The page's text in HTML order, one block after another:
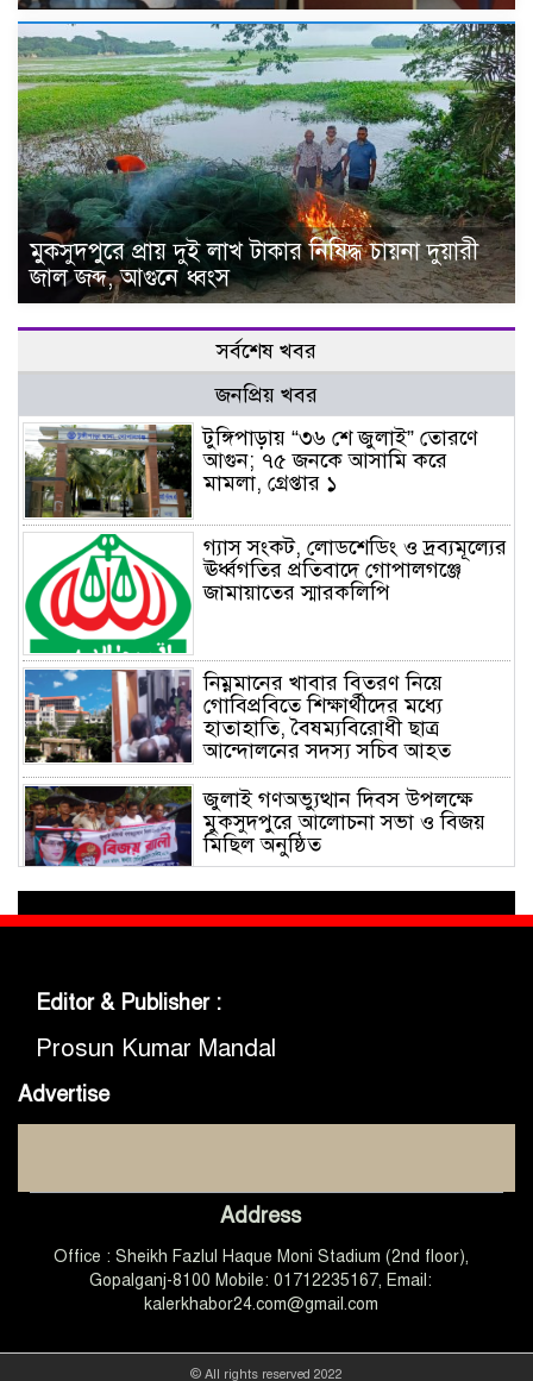
মুকসুদপুরে প্রায় দুই লাখ টাকার নিষিদ্ধ চায়না দুয়ারী
জাল জব্দ, আগুনে ধ্বংস
সর্বশেষ খবর
জনপ্রিয় খবর
টুঙ্গিপাড়ায় “৩৬ শে জুলাই” তোরণে
আগুন; ৭৫ জনকে আসামি করে
মামলা, গ্রেপ্তার ১
গ্যাস সংকট, লোডশেডিং ও দ্রব্যমূল্যের
ঊর্ধ্বগতির প্রতিবাদে গোপালগঞ্জে
জামায়াতের স্মারকলিপি
নিম্নমানের খাবার বিতরণ নিয়ে
গোবিপ্রবিতে শিক্ষার্থীদের মধ্যে
হাতাহাতি, বৈষম্যবিরোধী ছাত্র
আন্দোলনের সদস্য সচিব আহত
জুলাই গণঅভ্যুত্থান দিবস উপলক্ষে
মুকসুদপুরে আলোচনা সভা ও বিজয়
মিছিল অনুষ্ঠিত
গোবিপ্রবিতে জুলাই গণঅভ্যুত্থান দিবস
উদযাপন
মুকসুদপুরে প্রায় দুই লাখ টাকার
নিষিদ্ধ চায়না দুয়ারী জাল জব্দ, আগুনে
ধ্বংস
মুকসুদপুরে ‘রক্তাক্ত জুলাই’ শীর্ষক
গণতান্ত্রিক ও আধুনিক বাংলাদেশ
গড়তে সবাইকে কাজ করতে হবে
-এমপি ডা. কে এম বাবর
গোপালগঞ্জে আটাবোঝাই ট্রাক
Editor & Publisher :
Prosun Kumar Mandal
Advertise
Address
Office : Sheikh Fazlul Haque Moni Stadium (2nd floor),
Gopalganj-8100 Mobile: 01712235167, Email:
kalerkhabor24.com@gmail.com
© All rights reserved 2022